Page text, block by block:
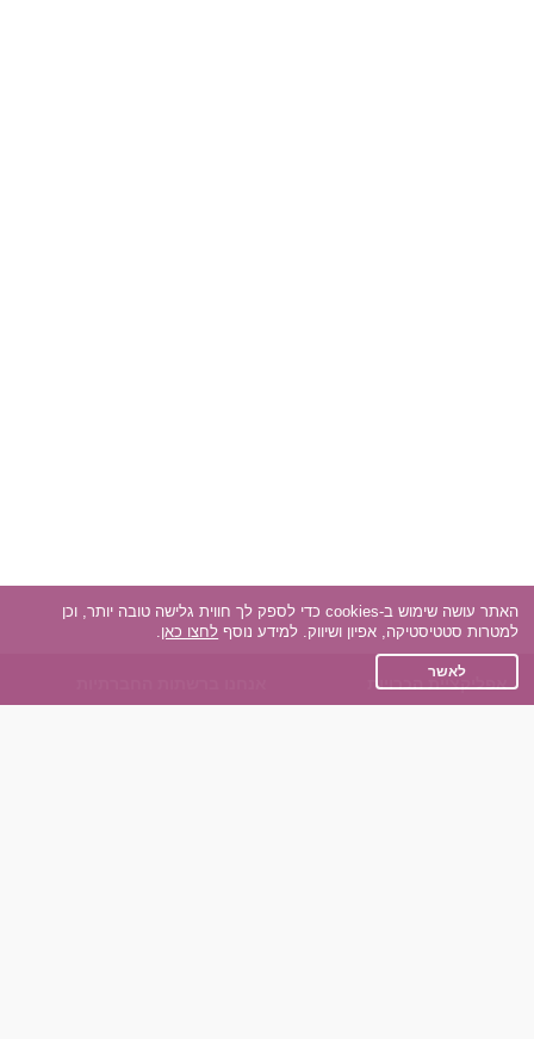
אפליקציית הכרויות
האתר עושה שימוש ב-cookies כדי לספק לך חווית גלישה טובה יותר, וכן
למטרות סטטיסטיקה, אפיון ושיווק. למידע נוסף לחצו כאן.
לאשר